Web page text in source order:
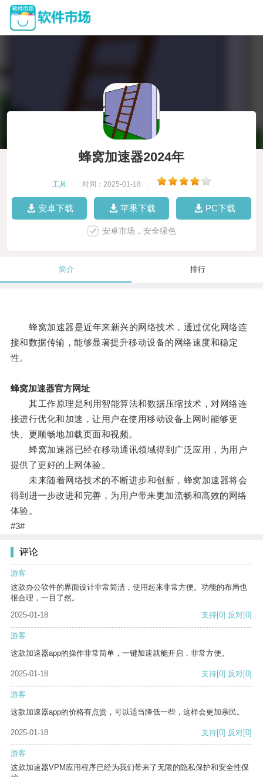
蜂窝加速器2024年
工具 时间：2025-01-18
安卓下载 苹果下载 PC下载
安卓市场，安全绿色
简介 排行
蜂窝加速器是近年来新兴的网络技术，通过优化网络连
接和数据传输，能够显著提升移动设备的网络速度和稳定
性。
蜂窝加速器官方网址
其工作原理是利用智能算法和数据压缩技术，对网络连
接进行优化和加速，让用户在使用移动设备上网时能够更
快、更顺畅地加载页面和视频。
蜂窝加速器已经在移动通讯领域得到广泛应用，为用户
提供了更好的上网体验。
未来随着网络技术的不断进步和创新，蜂窝加速器将会
得到进一步改进和完善，为用户带来更加流畅和高效的网络
体验。
#3#
评论
游客
这款办公软件的界面设计非常简洁，使用起来非常方便。功能的布局也
很合理，一目了然。
2025-01-18
支持[0] 反对[0]
游客
这款加速器app的操作非常简单，一键加速就能开启，非常方便。
2025-01-18 支持[0] 反对[0]
游客
这款加速器app的价格有点贵，可以适当降低一些，这样会更加亲民。
2025-01-18 支持[0] 反对[0]
游客
这款加速器VPM应用程序已经为我们带来了无限的隐私保护和安全性保